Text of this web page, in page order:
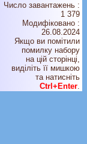
Число завантажень :
1 379
Модифіковано :
26.08.2024
Якщо ви помітили
помилку набору
на цiй сторiнцi,
видiлiть її мишкою
та натисніть
Ctrl+Enter.